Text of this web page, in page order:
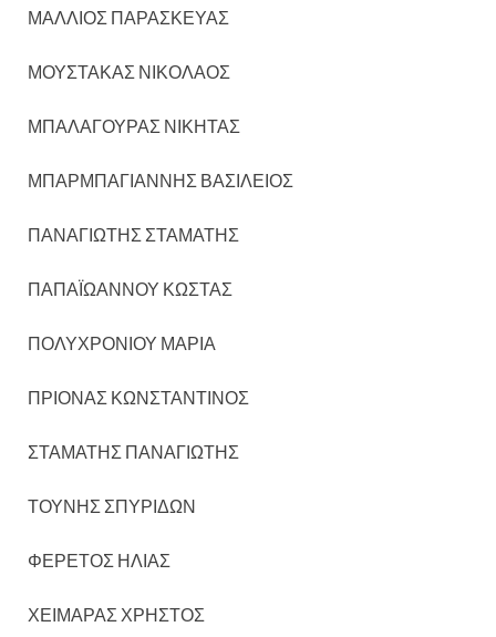
ΜΑΛΛΙΟΣ ΠΑΡΑΣΚΕΥΑΣ
ΜΟΥΣΤΑΚΑΣ ΝΙΚΟΛΑΟΣ
ΜΠΑΛΑΓΟΥΡΑΣ ΝΙΚΗΤΑΣ
ΜΠΑΡΜΠΑΓΙΑΝΝΗΣ ΒΑΣΙΛΕΙΟΣ
ΠΑΝΑΓΙΩΤΗΣ ΣΤΑΜΑΤΗΣ
ΠΑΠΑΪΩΑΝΝΟΥ ΚΩΣΤΑΣ
ΠΟΛΥΧΡΟΝΙΟΥ ΜΑΡΙΑ
ΠΡΙΟΝΑΣ ΚΩΝΣΤΑΝΤΙΝΟΣ
ΣΤΑΜΑΤΗΣ ΠΑΝΑΓΙΩΤΗΣ
ΤΟΥΝΗΣ ΣΠΥΡΙΔΩΝ
ΦΕΡΕΤΟΣ ΗΛΙΑΣ
ΧΕΙΜΑΡΑΣ ΧΡΗΣΤΟΣ